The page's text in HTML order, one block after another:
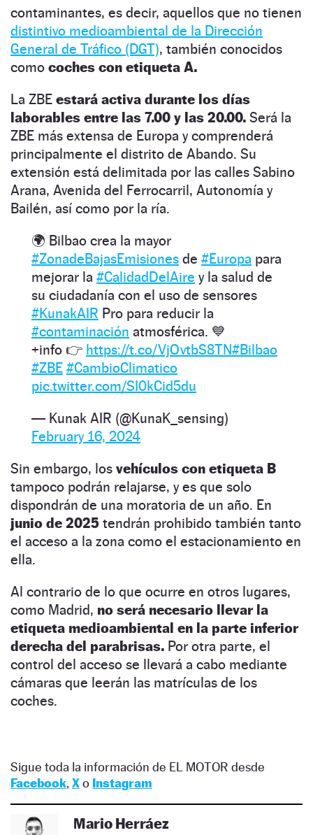
contaminantes, es decir, aquellos que no tienen
distintivo medioambiental de la Dirección
General de Tráfico (DGT), también conocidos
como coches con etiqueta A.
La ZBE estará activa durante los días
laborables entre las 7.00 y las 20.00. Será la
ZBE más extensa de Europa y comprenderá
principalmente el distrito de Abando. Su
extensión está delimitada por las calles Sabino
Arana, Avenida del Ferrocarril, Autonomía y
Bailén, así como por la ría.
🌍 Bilbao crea la mayor
#ZonadeBajasEmisiones de #Europa para
mejorar la #CalidadDelAire y la salud de
su ciudadanía con el uso de sensores
#KunakAIR Pro para reducir la
#contaminación atmosférica. 💙
+info 👉 https://t.co/VjOvtbS8TN#Bilbao
#ZBE #CambioClimatico
pic.twitter.com/SI0kCid5du
— Kunak AIR (@KunaK_sensing)
February 16, 2024
Sin embargo, los vehículos con etiqueta B
tampoco podrán relajarse, y es que solo
dispondrán de una moratoria de un año. En
junio de 2025 tendrán prohibido también tanto
el acceso a la zona como el estacionamiento en
ella.
Al contrario de lo que ocurre en otros lugares,
como Madrid, no será necesario llevar la
etiqueta medioambiental en la parte inferior
derecha del parabrisas. Por otra parte, el
control del acceso se llevará a cabo mediante
cámaras que leerán las matrículas de los
coches.
Sigue toda la información de EL MOTOR desde
Facebook, Xo Instagram
Mario Herráez